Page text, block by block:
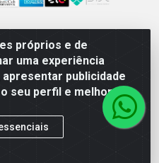
próprios e de
uma experiência
publicidade
seu perfil e melhorar a
- Av. Anhanguera km 24 N°
São Paulo/SP - Cep 05.275-
0001-77